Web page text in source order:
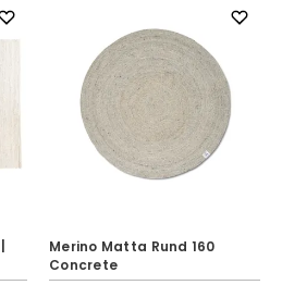
Merino Matta Rund 160
Concrete